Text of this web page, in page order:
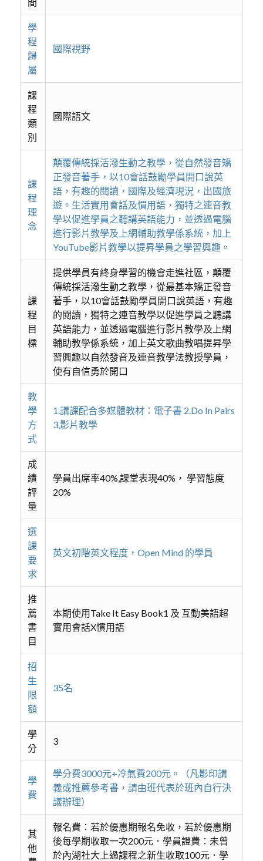
學
程
歸
屬
國際視野
課
程
類
別
國際語文
課
程
理
念
顛覆傳統採活潑生動之教學，從自然發音矯
正發音著手，以10會話鼓勵學員開口說英
語，有趣的閱讀，國際及經濟現況，出國旅
遊。生活實用會話及慣用語，獨特之連音教
學以促進學員之聽講英語能力，並透過電腦
進行影片教學及上網輔助教學係系統，加上
YouTube影片教學以提昇學員之學習興趣。
課
程
目
標
提供學員有終身學習的機會走進社區，顛覆
傳統採活潑生動之教學，從最基本矯正發音
著手，以10會話鼓勵學員開口說英語，有趣
的閱讀，獨特之連音教學以促進學員之聽講
英語能力，並透過電腦進行影片教學及上網
輔助教學係系統，加上英文歌曲教唱提昇學
習興趣以自然發音及連音教學法教授學員，
使有自信勇於開口
教
學
方
式
1.講課配合多媒體教材：電子書 2.Do In Pairs
3,影片教學
成
績
評
量
學員出席率40%,課堂表現40%， 學習態度
20%
選
課
要
求
英文初階英文程度，Open Mind 的學員
推
薦
書
目
本期使用Take It Easy Book1 及 互動美語超
實用會話X慣用語
招
生
限
額
35名
學
分
3
學
費
學分費3000元+冷氣費200元。（凡影印講
義或推薦參考書，請由班代表於班內自行決
議辦理）
其
他
報名費：若於優惠期報名免收，若於優惠期
後每學期收取一次200元．學員證費：未曾
於內湖社大上過課程之新生收取100元．學